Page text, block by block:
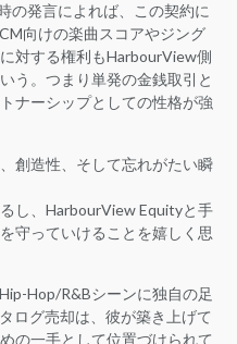
の発言によれば、この契約に
向けの楽曲スコアやジング
対する権利もHarbourView側
う。つまり単発の金銭取引と
ナーシップとしての性格が強
創造性、そして忘れがたい瞬
し、HarbourView Equityと手
守っていけることを嬉しく思
Hop/R&Bシーンに独自の足
ログ売却は、彼が築き上げて
の一手として位置づけられて